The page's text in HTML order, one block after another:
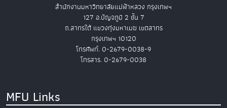
สำนักงานมหาวิทยาลัยแม่ฟ้าหลวง กรุงเทพฯ
127 อ.ปัญจภูมิ 2 ชั้น 7
ถ.สาทรใต้ แขวงทุ่งมหาเมฆ เขตสาทร
กรุงเทพฯ 10120
โทรศัพท์. 0-2679-0038-9
โทรสาร. 0-2679-0038
MFU Links